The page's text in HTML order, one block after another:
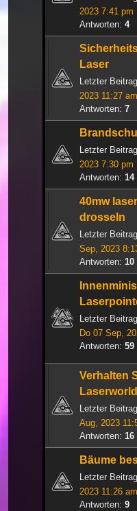
2023 7:41 pm
Antworten: 4
Laser
Letzter
2023 11:27 am
Antworten: 7
Letzter
2023 7:30 pm
Antworten: 14
40mw
drosseln
Letzter
Sep, 2023
Antworten: 10
Letzter
Do 07 Sep,
Antworten: 59
Verhalten
Letzter
Aug, 2023
Antworten: 16
Bäume
Letzter
2023 11:26 am
Antworten: 9